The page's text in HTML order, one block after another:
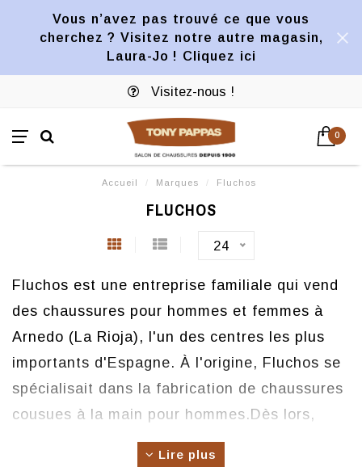
Vous n’avez pas trouvé ce que vous
cherchez ? Visitez notre autre magasin,
Laura-Jo ! Cliquez ici
Visitez-nous !
0
Accueil / Marques / Fluchos
FLUCHOS
24
Fluchos est une entreprise familiale qui vend
des chaussures pour hommes et femmes à
Arnedo (La Rioja), l'un des centres les plus
importants d'Espagne. À l'origine, Fluchos se
spécialisait dans la fabrication de chaussures
cousues à la main pour hommes.Dès lors,
l'entreprise s'est distinguée par l'intégration
de techniques de production avancées tout en
Lire plus